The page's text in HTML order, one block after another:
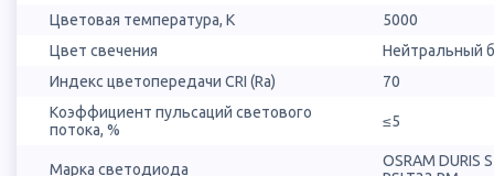
Цветовая температура, К
5000
Цвет свечения
Нейтральный
Индекс цветопередачи CRI (Ra)
70
Коэффициент пульсаций светового
потока, %
≤5
Марка светодиода
OSRAM DURIS